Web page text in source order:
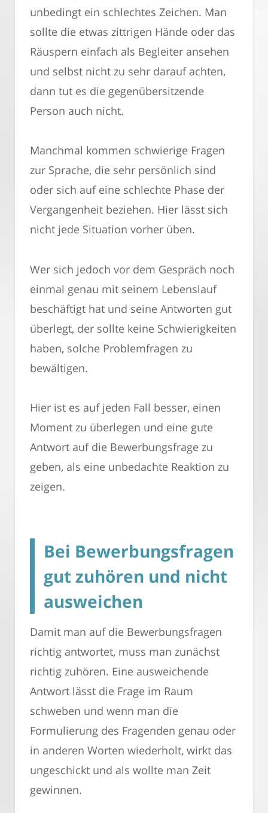
unbedingt ein schlechtes Zeichen. Man
sollte die etwas zittrigen Hände oder das
Räuspern einfach als Begleiter ansehen
und selbst nicht zu sehr darauf achten,
dann tut es die gegenübersitzende
Person auch nicht.
Manchmal kommen schwierige Fragen
zur Sprache, die sehr persönlich sind
oder sich auf eine schlechte Phase der
Vergangenheit beziehen. Hier lässt sich
nicht jede Situation vorher üben.
Wer sich jedoch vor dem Gespräch noch
einmal genau mit seinem Lebenslauf
beschäftigt hat und seine Antworten gut
überlegt, der sollte keine Schwierigkeiten
haben, solche Problemfragen zu
bewältigen.
Hier ist es auf jeden Fall besser, einen
Moment zu überlegen und eine gute
Antwort auf die Bewerbungsfrage zu
geben, als eine unbedachte Reaktion zu
zeigen.
Bei Bewerbungsfragen
gut zuhören und nicht
ausweichen
Damit man auf die Bewerbungsfragen
richtig antwortet, muss man zunächst
richtig zuhören. Eine ausweichende
Antwort lässt die Frage im Raum
schweben und wenn man die
Formulierung des Fragenden genau oder
in anderen Worten wiederholt, wirkt das
ungeschickt und als wollte man Zeit
gewinnen.